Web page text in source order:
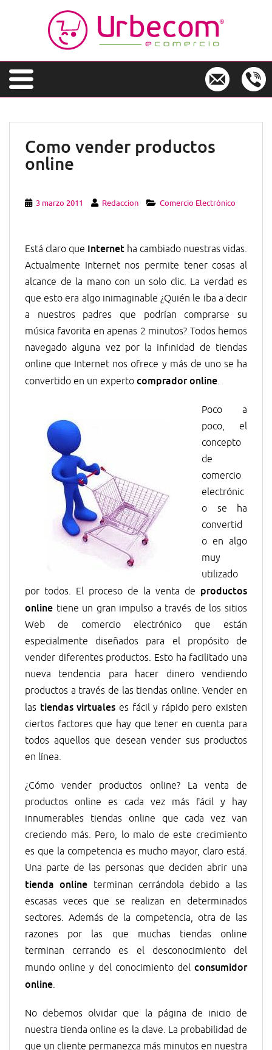
t
Como vender productos
online
3 marzo 2011 Redaccion Comercio Electrónico
Está claro que Internet ha cambiado nuestras vidas.
Actualmente Internet nos permite tener cosas al
alcance de la mano con un solo clic. La verdad es
que esto era algo inimaginable ¿Quién le iba a decir
a nuestros padres que podrían comprarse su
música favorita en apenas 2 minutos? Todos hemos
navegado alguna vez por la infinidad de tiendas
online que Internet nos ofrece y más de uno se ha
convertido en un experto comprador online.
Poco a
poco, el
concepto
de
comercio
electrónic
o se ha
convertid
o en algo
muy
utilizado
por todos. El proceso de la venta de productos
online tiene un gran impulso a través de los sitios
Web de comercio electrónico que están
especialmente diseñados para el propósito de
vender diferentes productos. Esto ha facilitado una
nueva tendencia para hacer dinero vendiendo
productos a través de las tiendas online. Vender en
las tiendas virtuales es fácil y rápido pero existen
ciertos factores que hay que tener en cuenta para
todos aquellos que desean vender sus productos
en línea.
¿Cómo vender productos online? La venta de
productos online es cada vez más fácil y hay
innumerables tiendas online que cada vez van
creciendo más. Pero, lo malo de este crecimiento
es que la competencia es mucho mayor, claro está.
Una parte de las personas que deciden abrir una
tienda online terminan cerrándola debido a las
escasas veces que se realizan en determinados
sectores. Además de la competencia, otra de las
razones por las que muchas tiendas online
terminan cerrando es el desconocimiento del
mundo online y del conocimiento del consumidor
online.
No debemos olvidar que la página de inicio de
nuestra tienda online es la clave. La probabilidad de
que un cliente permanezca más minutos en nuestra